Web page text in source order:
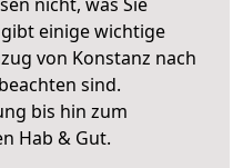
einige wichtige
von Konstanz nach
sind.
bis hin zum
Hab & Gut.